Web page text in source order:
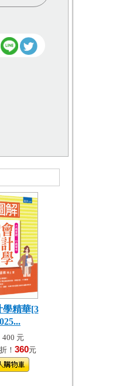
學精華[3
400 元
折！ 360元